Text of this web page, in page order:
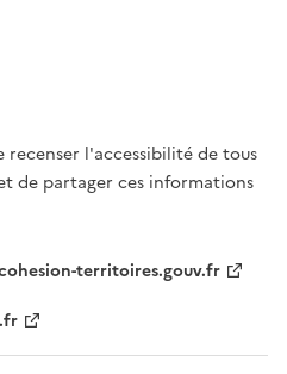
l'accessibilité de tous
de partager ces informations
territoires.gouv.fr